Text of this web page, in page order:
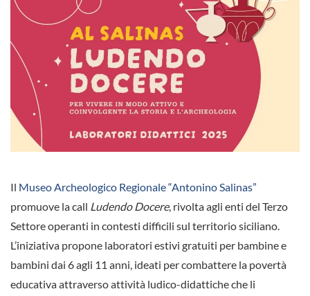
Il Museo Archeologico Regionale “Antonino Salinas”
promuove la call Ludendo Docere, rivolta agli enti del Terzo
Settore operanti in contesti difficili sul territorio siciliano.
L’iniziativa propone laboratori estivi gratuiti per bambine e
bambini dai 6 agli 11 anni, ideati per combattere la povertà
educativa attraverso attività ludico-didattiche che li